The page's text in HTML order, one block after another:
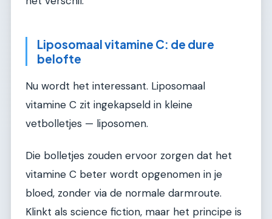
Liposomaal vitamine C: de dure
belofte
Nu wordt het interessant. Liposomaal
vitamine C zit ingekapseld in kleine
vetbolletjes — liposomen.
Die bolletjes zouden ervoor zorgen dat het
vitamine C beter wordt opgenomen in je
bloed, zonder via de normale darmroute.
Klinkt als science fiction, maar het principe is